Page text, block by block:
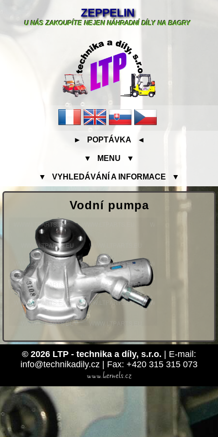
ZEPPELIN
U NÁS ZAKOUPÍTE NEJEN NÁHRADNÍ DÍLY NA BAGRY
► POPTÁVKA ◄
▼ MENU ▼
▼ VYHLEDÁVÁNÍ A INFORMACE ▼
Vodní pumpa
© 2026 LTP - technika a díly, s.r.o. | E-mail:
info@technikadily.cz | Fax: +420 315 315 073
www.kernels.cz